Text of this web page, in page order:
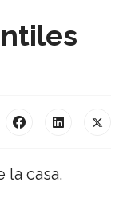
la casa.